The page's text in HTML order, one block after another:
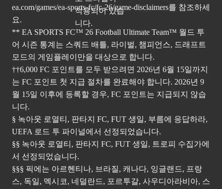
ea.com/games/ea-sports-fc/fc-26/game-disclaimers를 참조하세
요.
** EA SPORTS FC™ 26 Football Ultimate Team™ 월드 투
어 시즌 통계는 스쿼드 배틀, 라이벌, 챔피언스, 드래프트
모드의 게임플레이만을 대상으로 합니다.
††6,000 FC 포인트를 모두 받으려면 2026년 6월 15일까지
는 FC 포인트 첫 지급 절차를 완료해야 합니다. 2026년 9
월 15일 이후에 등록할 경우, FC 포인트는 지급되지 않습
니다.
§ 녹아웃 로열티, 판타지 FC, FUT 생일, 부름에 응답하라,
UEFA 로드 투 파이널에서 선정되었습니다.
§§ 녹아웃 로열티, 판타지 FC, FUT 생일, 트로피 수집가에
서 선정되었습니다.
§§§ 픽에는 아르헨티나, 브라질, 캐나다, 잉글랜드, 프랑
스, 독일, 멕시코, 네덜란드, 포르투갈, 사우디아라비아, 스